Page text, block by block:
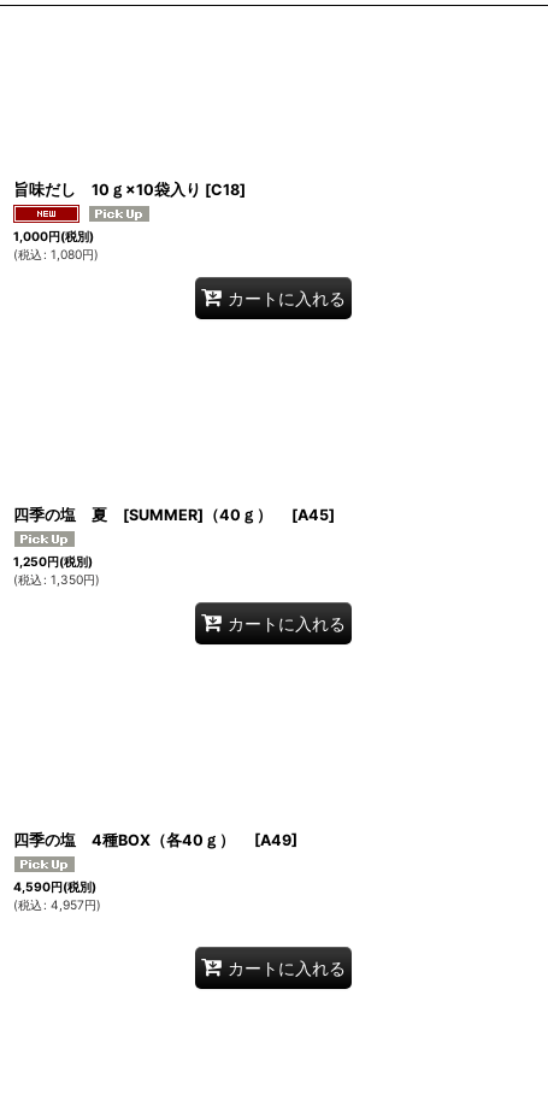
旨味だし 10ｇ×10袋入り [ C18 ]
1,000円(税別)
(税込: 1,080円
カートに入れる
四季の塩 夏 [SUMMER]（40ｇ） [ A45]
1,250円(税別)
(税込: 1,350円
カートに入れる
四季の塩 4種BOX（各40ｇ） [ A49 ]
4,590円(税別)
(税込: 4,957円
カートに入れる